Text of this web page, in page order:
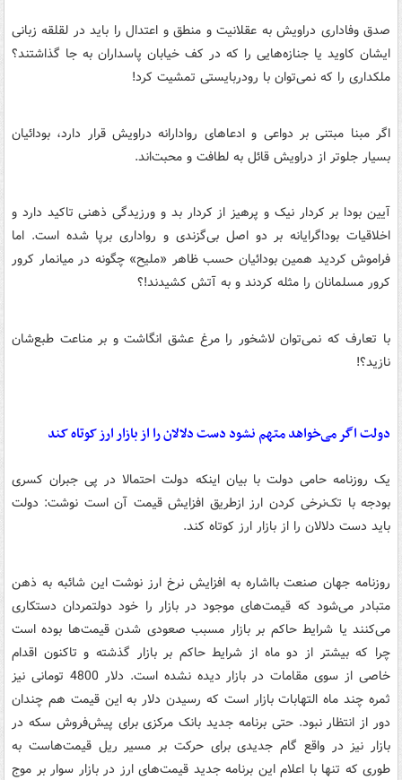
صدق وفاداری دراویش به عقلانیت و منطق و اعتدال را باید در لقلقه زبانی
ایشان کاوید یا جنازه‌هایی را که در کف خیابان پاسداران به جا گذاشتند؟
ملکداری را که نمی‌توان با رودربایستی تمشیت کرد!
اگر مبنا مبتنی بر دواعی و ادعاهای روادارانه دراویش قرار دارد، بودائیان
بسیار جلوتر از دراویش قائل به لطافت و محبت‌اند.
آیین بودا بر کردار نیک و پرهیز از کردار بد و ورزیدگی ذهنی تاکید دارد و
اخلاقیات بوداگرایانه بر دو اصل بی‌گزندی و رواداری برپا شده است. اما
فراموش کردید همین بودائیان حسب ظاهر «ملیح» چگونه در میانمار کرور
کرور مسلمانان را مثله کردند و به آتش کشیدند!؟
با تعارف که نمی‌توان لاشخور را مرغ عشق انگاشت و بر مناعت طبع‌شان
نازید؟!
دولت اگر می‌خواهد متهم نشود دست دلالان را از بازار ارز کوتاه کند
یک روزنامه حامی دولت با بیان اینکه دولت احتمالا در پی جبران کسری
بودجه با تک‌نرخی کردن ارز ازطریق افزایش قیمت آن است نوشت: دولت
باید دست دلالان را از بازار ارز کوتاه کند.
روزنامه جهان صنعت بااشاره به افزایش نرخ ارز نوشت این شائبه به ذهن
متبادر می‌شود که قیمت‌های موجود در بازار را خود دولتمردان دستکاری
می‌کنند یا شرایط حاکم بر بازار مسبب صعودی شدن قیمت‌ها بوده است‌
چرا که بیشتر از دو ماه از شرایط حاکم بر بازار گذشته و تاکنون اقدام
خاصی از سوی مقامات در بازار دیده نشده است. دلار 4800 تومانی نیز
ثمره چند ماه التهابات بازار است که رسیدن دلار به این قیمت هم چندان
دور از انتظار نبود. حتی برنامه جدید بانک مرکزی برای پیش‌فروش سکه در
بازار نیز در واقع گام جدیدی برای حرکت بر مسیر ریل قیمت‌هاست‌ به
طوری که تنها با اعلام این برنامه جدید قیمت‌های ارز در بازار سوار بر موج